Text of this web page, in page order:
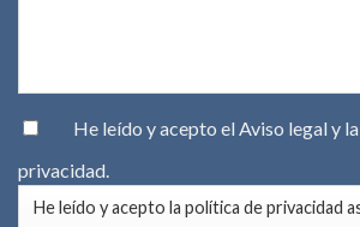
He leído y acepto elAviso legaly la
privacidad.